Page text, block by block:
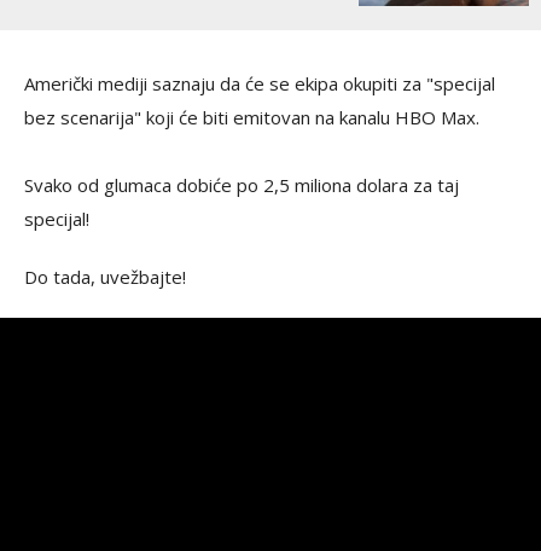
Američki mediji saznaju da će se ekipa okupiti za "specijal
bez scenarija" koji će biti emitovan na kanalu HBO Max.
Svako od glumaca dobiće po 2,5 miliona dolara za taj
specijal!
Do tada, uvežbajte!